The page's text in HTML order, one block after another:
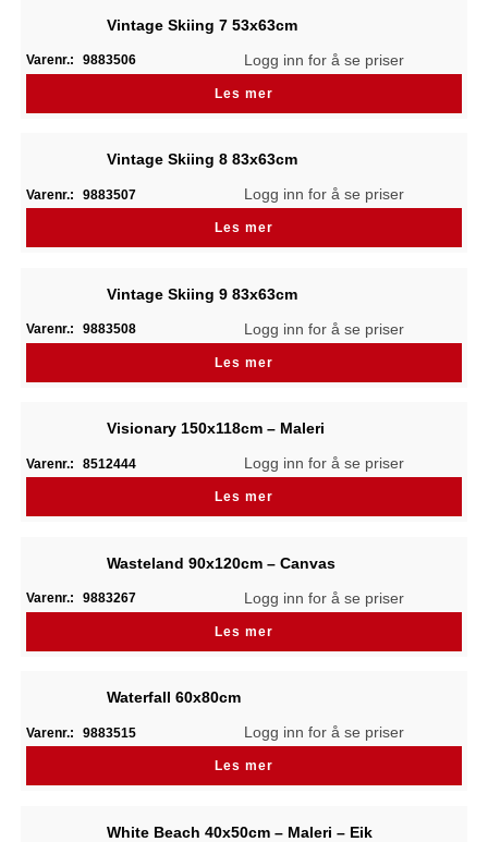
Vintage Skiing 7 53x63cm
Varenr.: 9883506 Logg inn for å se priser
Les mer
Vintage Skiing 8 83x63cm
Varenr.: 9883507 Logg inn for å se priser
Les mer
Vintage Skiing 9 83x63cm
Varenr.: 9883508 Logg inn for å se priser
Les mer
Visionary 150x118cm – Maleri
Varenr.: 8512444 Logg inn for å se priser
Les mer
Wasteland 90x120cm – Canvas
Varenr.: 9883267 Logg inn for å se priser
Les mer
Waterfall 60x80cm
Varenr.: 9883515 Logg inn for å se priser
Les mer
White Beach 40x50cm – Maleri – Eik